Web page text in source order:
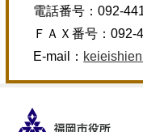
電話番号：092-
ＦＡＸ番号：092-
E-mail：